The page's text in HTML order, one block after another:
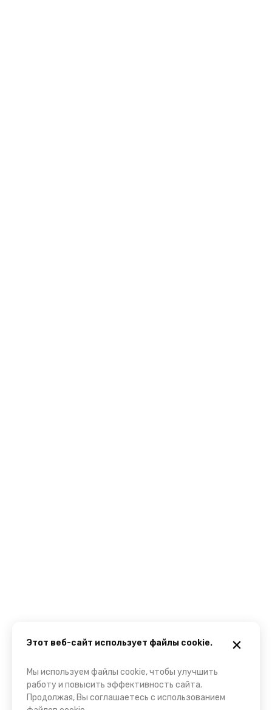
Этот веб-сайт использует файлы cookie.
Мы используем файлы cookie, чтобы улучшить
работу и повысить эффективность сайта.
Продолжая, Вы соглашаетесь с использованием